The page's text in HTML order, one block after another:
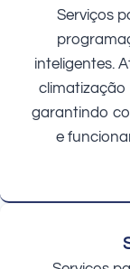
Serviços
inteligentes.
climatização
garantindo
e